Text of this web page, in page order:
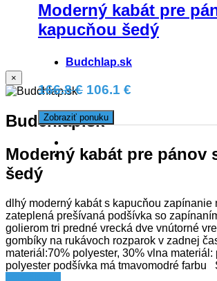
Moderný kabát pre
kapucňou šedý
Budchlap.sk
166.8 € 106.1 €
Zobraziť ponuku
×
Budchlap.sk
Moderný kabát pre pánov
šedý
dlhý moderný kabát s kapucňou zapínanie
zateplená prešívaná podšívka so
golierom tri predné vrecká dve vnútorné
gombíky na rukávoch rozparok v zadnej
materiál:70% polyester, 30% vlna
polyester podšívka má tmavomodré farbu